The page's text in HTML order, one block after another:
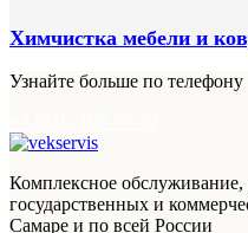
Химчистка мебели и
Узнайте больше по телефону
Комплексное обслуживание,
государственных и
Самаре и по всей России